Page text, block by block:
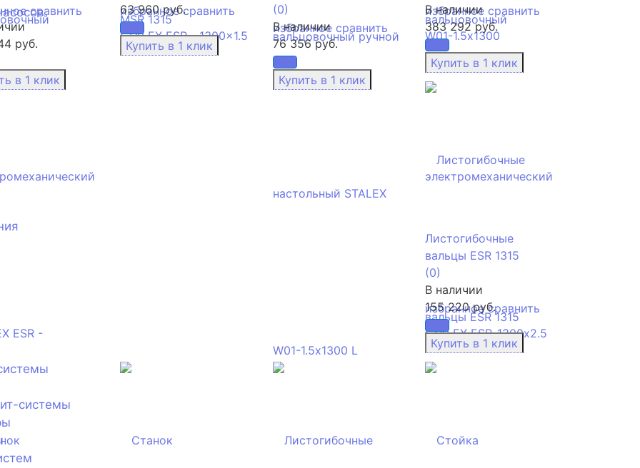
системы
сравнить
руб.
избранное сравнить
63 960 руб.
избранное сравнить
(0)
В наличии
76 356 руб.
избранное сравнить
В наличии
383 292 руб.
избранное сравнить
Листогибочные
вальцы ESR 1315
(0)
В наличии
155 220 руб.